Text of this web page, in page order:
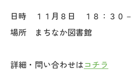
日時 １１月８日 １８：３０－
場所 まちなか図書館
詳細・問い合わせはコチラ